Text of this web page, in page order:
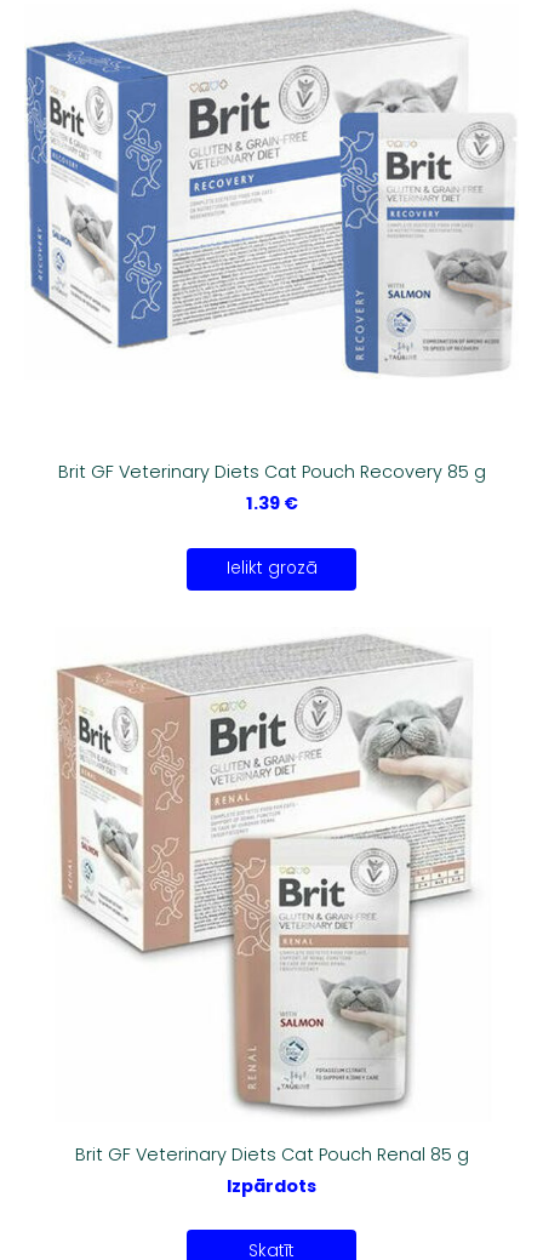
Brit GF Veterinary Diets Cat Pouch Recovery 85 g
1.39 €
Ielikt grozā
Brit GF Veterinary Diets Cat Pouch Renal 85 g
Izpārdots
Skatīt